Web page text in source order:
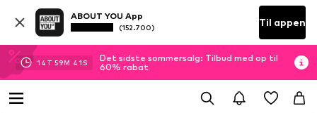
ABOUT YOU App
(152.700) Til appen
14 T 59M 41 S
Det sidste sommersalg: Tilbud med op til
60% rabat